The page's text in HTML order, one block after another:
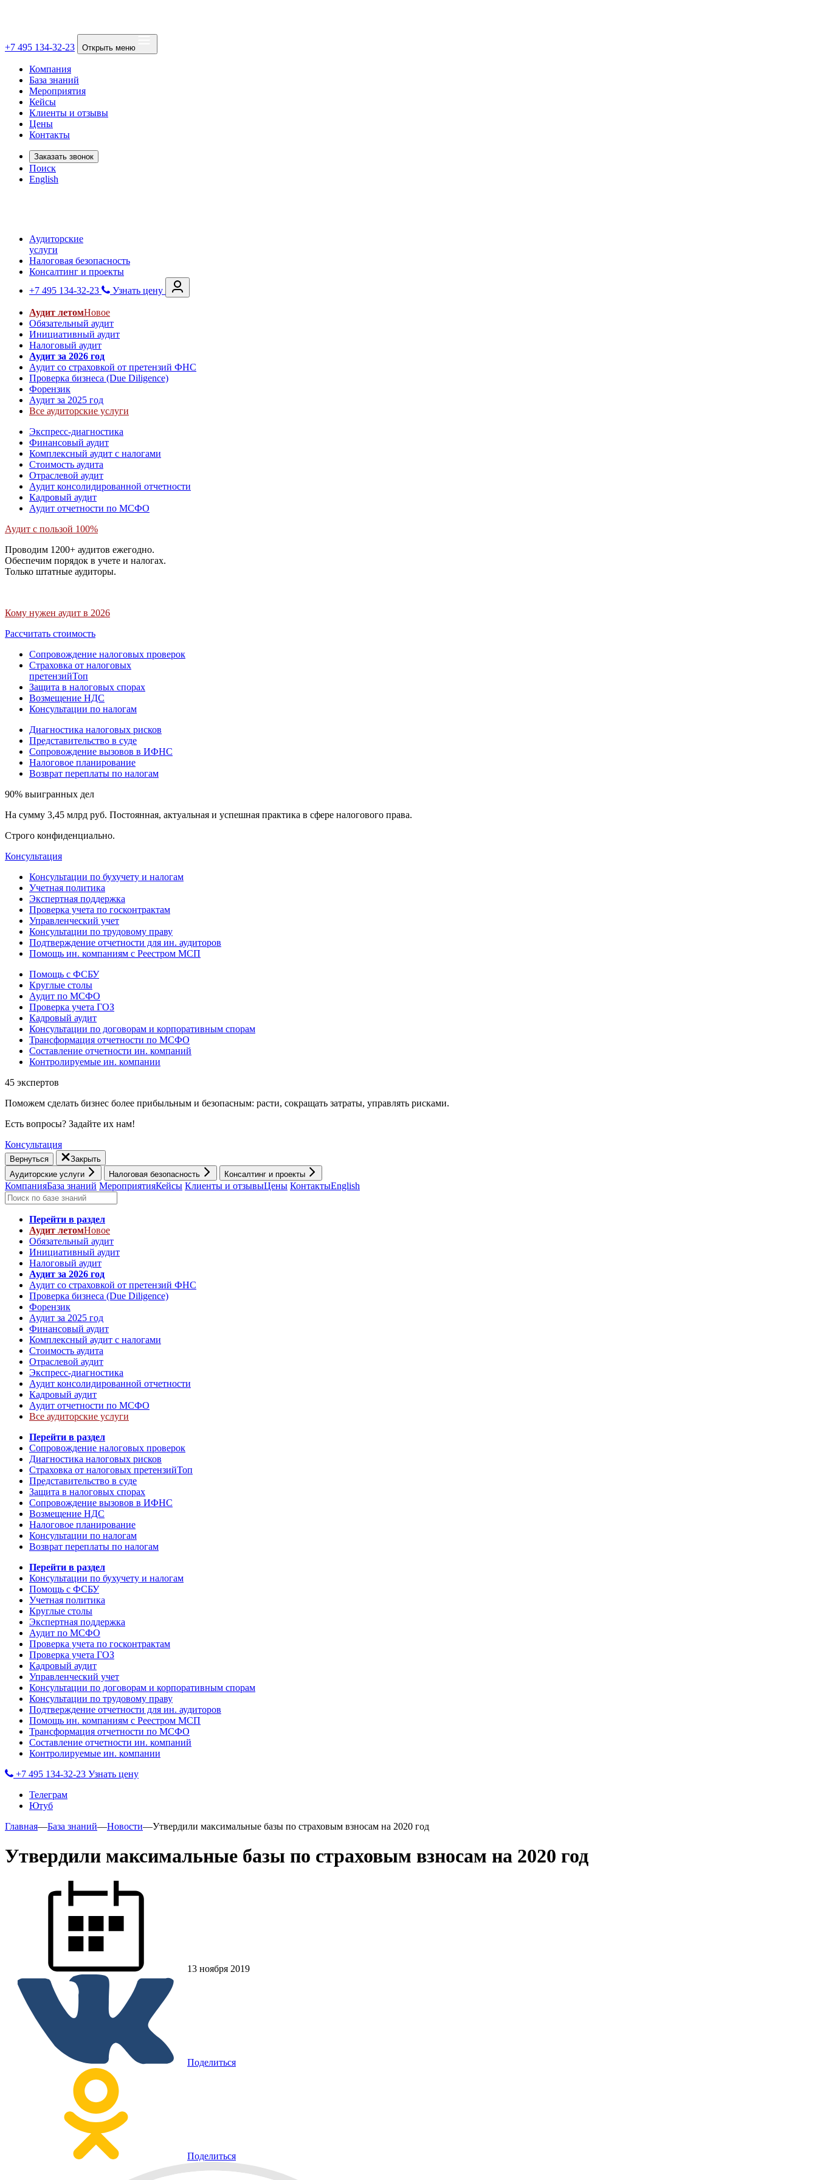
+7 495 134-32-23 Открыть меню
Компания
База знаний
Мероприятия
Кейсы
Клиенты и отзывы
Цены
Контакты
Заказать звонок
Поиск
English
Аудиторские
услуги
Налоговая безопасность
Консалтинг и проекты
+7 495 134-32-23
Узнать цену
Аудит летомНовое
Обязательный аудит
Инициативный аудит
Налоговый аудит
Аудит за 2026 год
Аудит со страховкой от претензий ФНС
Проверка бизнеса (Due Diligence)
Форензик
Аудит за 2025 год
Все аудиторские услуги
Экспресс-диагностика
Финансовый аудит
Комплексный аудит с налогами
Стоимость аудита
Отраслевой аудит
Аудит консолидированной отчетности
Кадровый аудит
Аудит отчетности по МСФО
Аудит с пользой 100%
Проводим 1200+ аудитов ежегодно.
Обеспечим порядок в учете и налогах.
Только штатные аудиторы.
Кому нужен аудит в 2026
Рассчитать стоимость
Сопровождение налоговых проверок
Страховка от налоговых
претензийТоп
Защита в налоговых спорах
Возмещение НДС
Консультации по налогам
Диагностика налоговых рисков
Представительство в суде
Сопровождение вызовов в ИФНС
Налоговое планирование
Возврат переплаты по налогам
90% выигранных дел
На сумму 3,45 млрд руб. Постоянная, актуальная и успешная практика в сфере налогового права.
Строго конфиденциально.
Консультация
Консультации по бухучету и налогам
Учетная политика
Экспертная поддержка
Проверка учета по госконтрактам
Управленческий учет
Консультации по трудовому праву
Подтверждение отчетности для ин. аудиторов
Помощь ин. компаниям с Реестром МСП
Помощь с ФСБУ
Круглые столы
Аудит по МСФО
Проверка учета ГОЗ
Кадровый аудит
Консультации по договорам и корпоративным спорам
Трансформация отчетности по МСФО
Составление отчетности ин. компаний
Контролируемые ин. компании
45 экспертов
Поможем сделать бизнес более прибыльным и безопасным: расти, cокращать затраты, управлять рисками.
Есть вопросы? Задайте их нам!
Консультация
Вернуться
Закрыть
Аудиторские услуги
Налоговая безопасность Консалтинг и проекты
КомпанияБаза знаний МероприятияКейсы Клиенты и отзывыЦены КонтактыEnglish
Перейти в раздел
Аудит летомНовое
Обязательный аудит
Инициативный аудит
Налоговый аудит
Аудит за 2026 год
Аудит со страховкой от претензий ФНС
Проверка бизнеса (Due Diligence)
Форензик
Аудит за 2025 год
Финансовый аудит
Комплексный аудит с налогами
Стоимость аудита
Отраслевой аудит
Экспресс-диагностика
Аудит консолидированной отчетности
Кадровый аудит
Аудит отчетности по МСФО
Все аудиторские услуги
Перейти в раздел
Сопровождение налоговых проверок
Диагностика налоговых рисков
Страховка от налоговых претензийТоп
Представительство в суде
Защита в налоговых спорах
Сопровождение вызовов в ИФНС
Возмещение НДС
Налоговое планирование
Консультации по налогам
Возврат переплаты по налогам
Перейти в раздел
Консультации по бухучету и налогам
Помощь с ФСБУ
Учетная политика
Круглые столы
Экспертная поддержка
Аудит по МСФО
Проверка учета по госконтрактам
Проверка учета ГОЗ
Кадровый аудит
Управленческий учет
Консультации по договорам и корпоративным спорам
Консультации по трудовому праву
Подтверждение отчетности для ин. аудиторов
Помощь ин. компаниям с Реестром МСП
Трансформация отчетности по МСФО
Составление отчетности ин. компаний
Контролируемые ин. компании
+7 495 134-32-23 Узнать цену
Телеграм
Ютуб
Главная—База знаний—Новости—Утвердили максимальные базы по страховым взносам на 2020 год
Утвердили максимальные базы по страховым взносам на 2020 год
13 ноября 2019
Поделиться
Поделиться